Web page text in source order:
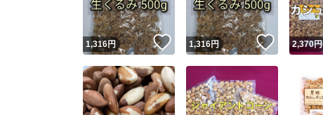
1,316円 いいね！
1,316円 いいね！
2,370円